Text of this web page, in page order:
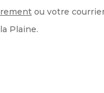
ou votre
Plaine.